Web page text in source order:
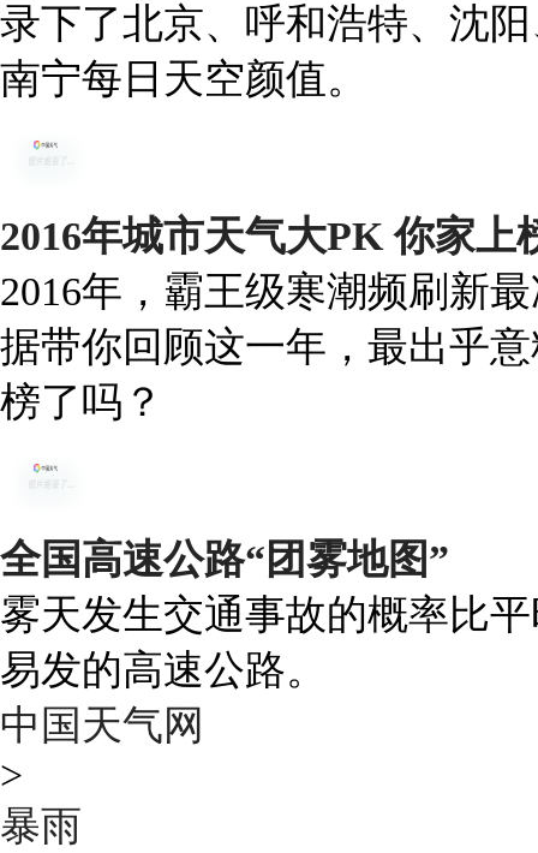
录下了北京、呼和浩特、沈
南宁每日天空颜值。
2016年城市天气大PK 你家上
2016年，霸王级寒潮频刷新
据带你回顾这一年，最出乎
榜了吗？
全国高速公路“团雾地图”
雾天发生交通事故的概率比
易发的高速公路。
中国天气网
>
暴雨